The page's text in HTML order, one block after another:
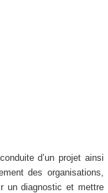
d’un projet ainsi
des organisations,
un diagnostic et mettre